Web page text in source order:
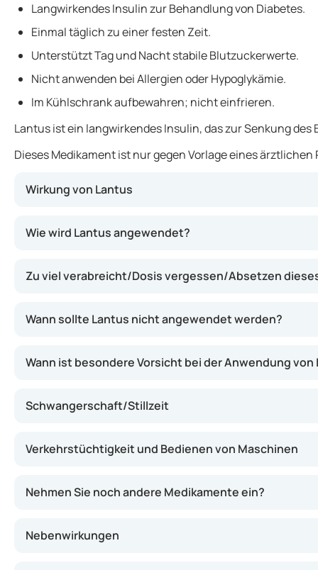
Langwirkendes Insulin zur Behandlung von Diabetes.
Einmal täglich zu einer festen Zeit.
Unterstützt Tag und Nacht stabile Blutzuckerwerte.
Nicht anwenden bei Allergien oder Hypoglykämie.
Im Kühlschrank aufbewahren; nicht einfrieren.
Lantus ist ein langwirkendes Insulin, das zur Senkung
Dieses Medikament ist nur gegen Vorlage eines
Wirkung von Lantus
Wie wird Lantus angewendet?
Zu viel verabreicht/Dosis vergessen/Absetzen
Wann sollte Lantus nicht angewendet werden?
Wann ist besondere Vorsicht bei der Anwendung
Schwangerschaft/Stillzeit
Verkehrstüchtigkeit und Bedienen von Maschinen
Nehmen Sie noch andere Medikamente ein?
Nebenwirkungen